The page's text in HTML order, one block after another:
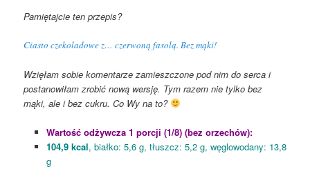
Pamiętajcie ten przepis?
Ciasto czekoladowe z… czerwoną fasolą. Bez mąki!
Wzięłam sobie komentarze zamieszczone pod nim do serca i
postanowiłam zrobić nową wersję. Tym razem nie tylko bez
mąki, ale i bez cukru. Co Wy na to?
Wartość odżywcza 1 porcji (1/8) (bez orzechów):
104,9 kcal, białko: 5,6 g, tłuszcz: 5,2 g, węglowodany: 13,8
g